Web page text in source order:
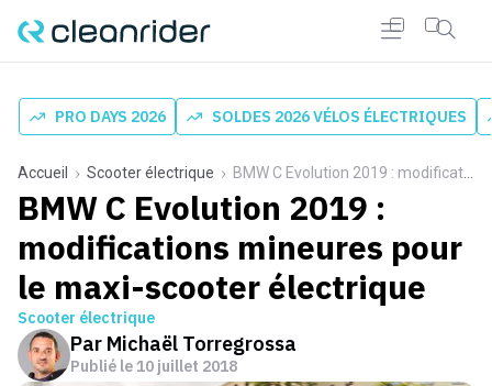
PRO DAYS 2026 SOLDES 2026 VÉLOS ÉLECTRIQUES
Accueil Scooter électrique BMW C Evolution 2019 : modifications mineures pour le maxi-scooter électrique
BMW C Evolution 2019 :
modifications mineures pour
le maxi-scooter électrique
Scooter électrique
Par Michaël Torregrossa
Publié le10 juillet 2018